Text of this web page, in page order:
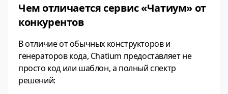
Чем отличается сервис «Чатиум» от
конкурентов
В отличие от обычных конструкторов и
генераторов кода, Chatium предоставляет не
просто код или шаблон, а полный спектр
решений: